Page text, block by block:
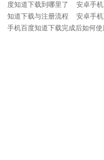
度知道下载到哪里了
安卓手
知道下载与注册流程
安卓手
手机百度知道下载完成后如何使